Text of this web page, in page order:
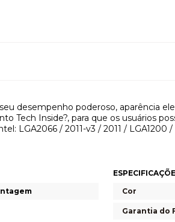
desempenho poderoso, aparência
Tech Inside?, para que os usuários
LGA2066 / 2011-v3 / 2011 / LGA1200 /
Cor
Garantia do